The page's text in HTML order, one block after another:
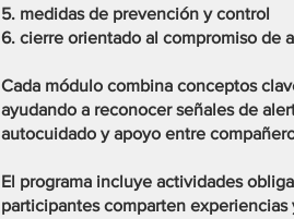
5. medidas de prevención y control
6. cierre orientado al compromiso de
Cada módulo combina conceptos
ayudando a reconocer señales de
autocuidado y apoyo entre
El programa incluye actividades
participantes comparten